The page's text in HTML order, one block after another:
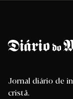
Jornal diário de
cristã.